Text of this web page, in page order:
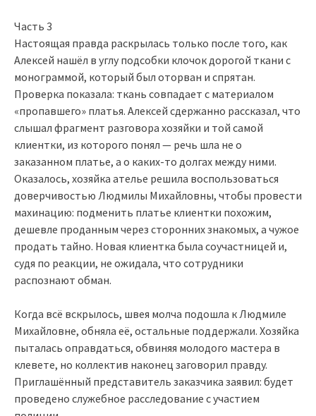
Часть 3
Настоящая правда раскрылась только после того, как
Алексей нашёл в углу подсобки клочок дорогой ткани с
монограммой, который был оторван и спрятан.
Проверка показала: ткань совпадает с материалом
«пропавшего» платья. Алексей сдержанно рассказал, что
слышал фрагмент разговора хозяйки и той самой
клиентки, из которого понял — речь шла не о
заказанном платье, а о каких-то долгах между ними.
Оказалось, хозяйка ателье решила воспользоваться
доверчивостью Людмилы Михайловны, чтобы провести
махинацию: подменить платье клиентки похожим,
дешевле проданным через сторонних знакомых, а чужое
продать тайно. Новая клиентка была соучастницей и,
судя по реакции, не ожидала, что сотрудники
распознают обман.
Когда всё вскрылось, швея молча подошла к Людмиле
Михайловне, обняла её, остальные поддержали. Хозяйка
пыталась оправдаться, обвиняя молодого мастера в
клевете, но коллектив наконец заговорил правду.
Приглашённый представитель заказчика заявил: будет
проведено служебное расследование с участием